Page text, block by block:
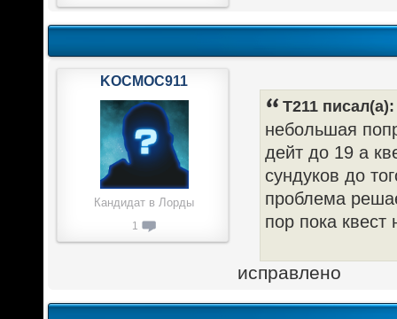
T211 писал(а):
небольшая
дейт до 19 а
сундуков до
проблема
пор пока квест
исправлено
KOCMOC911
Кандидат в Лорды
1